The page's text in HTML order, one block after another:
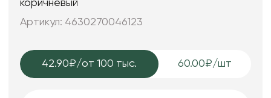
коричневый
Артикул: 4630270046123
42.90₽/от 100 тыс. 60.00₽/шт